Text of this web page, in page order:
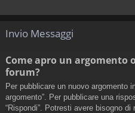
Invio Messaggi
Come apro un argomento
forum?
Per pubblicare un nuovo argomento
argomento”. Per pubblicare una
“Rispondi”. Potresti avere bisogno